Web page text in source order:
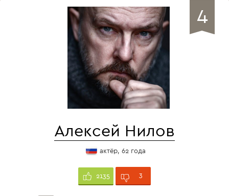
4
Алексей Нилов
актёр, 62 года
2135 3